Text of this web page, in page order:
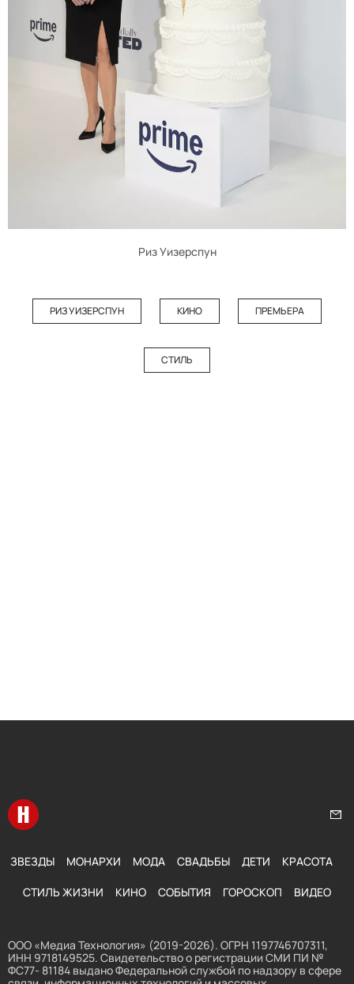
Риз Уизерспун
РИЗ УИЗЕРСПУН КИНО ПРЕМЬЕРА
СТИЛЬ
Перейти на главную
ЗВЕЗДЫ МОНАРХИ МОДА СВАДЬБЫ ДЕТИ КРАСОТА
СТИЛЬ ЖИЗНИ КИНО СОБЫТИЯ ГОРОСКОП ВИДЕО
ООО «Медиа Технология» (2019-2026). ОГРН 1197746707311,
ИНН 9718149525. Свидетельство о регистрации СМИ ПИ №
ФС77- 81184 выдано Федеральной службой по надзору в сфере